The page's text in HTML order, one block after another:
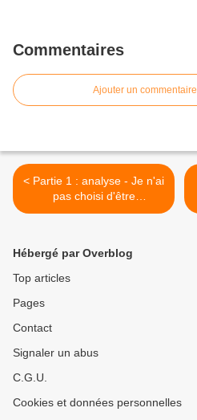
Commentaires
Ajouter un commentaire
< Partie 1 : analyse - Je n'ai
pas choisi d'être
homosexuel, je suis juste
Hébergé par Overblog
Top articles
Pages
Contact
Signaler un abus
C.G.U.
Cookies et données personnelles